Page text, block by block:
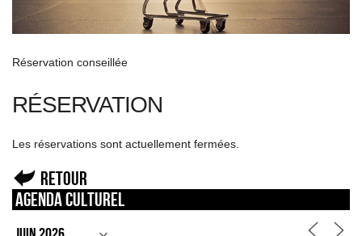
Réservation conseillée
RÉSERVATION
Les réservations sont actuellement fermées.
Retour
Agenda culturel